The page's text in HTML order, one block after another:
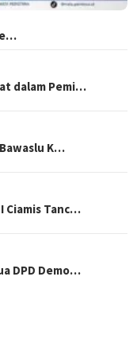
dalam Pemi…
K…
Ciamis Tanc…
DPD Demo…